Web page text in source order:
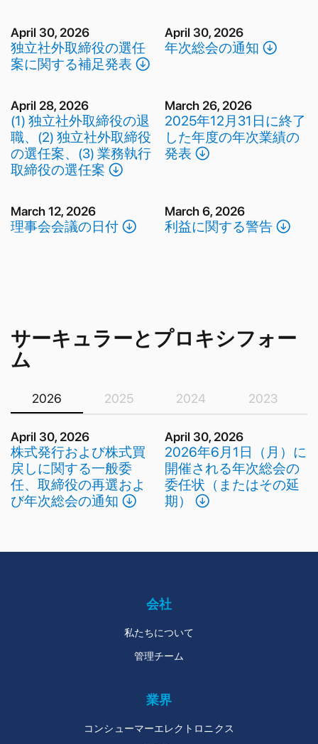
April 30, 2026
独立社外取締役の選任
案に関する補足発表 􀁸
April 30, 2026
年次総会の通知 􀁸
April 28, 2026
(1) 独立社外取締役の退
職、(2) 独立社外取締役
の選任案、(3) 業務執行
取締役の選任案 􀁸
March 26, 2026
2025年12月31日に終了
した年度の年次業績の
発表 􀁸
March 12, 2026
理事会会議の日付 􀁸
March 6, 2026
利益に関する警告 􀁸
サーキュラーとプロキシフォー
ム
2026 2025 2024 2023
April 30, 2026
株式発行および株式買
戻しに関する一般委
任、取締役の再選およ
び年次総会の通知 􀁸
April 30, 2026
2026年6月1日（月）に
開催される年次総会の
委任状（またはその延
期） 􀁸
会社
私たちについて
管理チーム
業界
コンシューマーエレクトロニクス